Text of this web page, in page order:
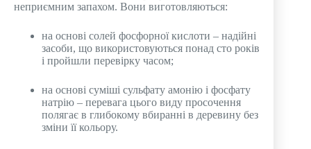
неприємним запахом. Вони виготовляються:
на основі солей фосфорної кислоти – надійні
засоби, що використовуються понад сто років
і пройшли перевірку часом;
на основі суміші сульфату амонію і фосфату
натрію – перевага цього виду просочення
полягає в глибокому вбиранні в деревину без
зміни її кольору.